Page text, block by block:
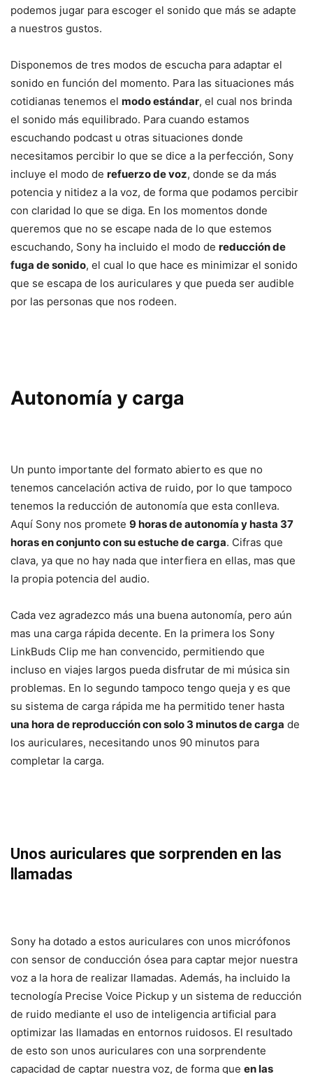
podemos jugar para escoger el sonido que más se adapte
a nuestros gustos.
Disponemos de tres modos de escucha para adaptar el
sonido en función del momento. Para las situaciones más
cotidianas tenemos el modo estándar, el cual nos brinda
el sonido más equilibrado. Para cuando estamos
escuchando podcast u otras situaciones donde
necesitamos percibir lo que se dice a la perfección, Sony
incluye el modo de refuerzo de voz, donde se da más
potencia y nitidez a la voz, de forma que podamos percibir
con claridad lo que se diga. En los momentos donde
queremos que no se escape nada de lo que estemos
escuchando, Sony ha incluido el modo de reducción de
fuga de sonido, el cual lo que hace es minimizar el sonido
que se escapa de los auriculares y que pueda ser audible
por las personas que nos rodeen.
Autonomía y carga
Un punto importante del formato abierto es que no
tenemos cancelación activa de ruido, por lo que tampoco
tenemos la reducción de autonomía que esta conlleva.
Aquí Sony nos promete 9 horas de autonomía y hasta 37
horas en conjunto con su estuche de carga. Cifras que
clava, ya que no hay nada que interfiera en ellas, mas que
la propia potencia del audio.
Cada vez agradezco más una buena autonomía, pero aún
mas una carga rápida decente. En la primera los Sony
LinkBuds Clip me han convencido, permitiendo que
incluso en viajes largos pueda disfrutar de mi música sin
problemas. En lo segundo tampoco tengo queja y es que
su sistema de carga rápida me ha permitido tener hasta
una hora de reproducción con solo 3 minutos de carga de
los auriculares, necesitando unos 90 minutos para
completar la carga.
Unos auriculares que sorprenden en las
llamadas
Sony ha dotado a estos auriculares con unos micrófonos
con sensor de conducción ósea para captar mejor nuestra
voz a la hora de realizar llamadas. Además, ha incluido la
tecnología Precise Voice Pickup y un sistema de reducción
de ruido mediante el uso de inteligencia artificial para
optimizar las llamadas en entornos ruidosos. El resultado
de esto son unos auriculares con una sorprendente
capacidad de captar nuestra voz, de forma que en las